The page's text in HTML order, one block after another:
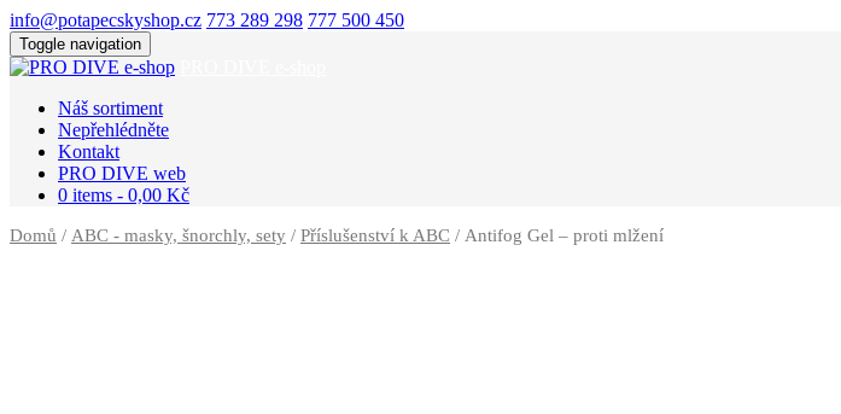
info@potapecskyshop.cz 773 289 298 777 500 450
Toggle navigation
Náš sortiment
Nepřehlédněte
Kontakt
PRO DIVE web
0 items - 0,00 Kč
Domů / ABC - masky, šnorchly, sety / Příslušenství k ABC / Antifog Gel – proti mlžení